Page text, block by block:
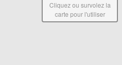
Cliquez ou survolez la
carte pour l'utiliser